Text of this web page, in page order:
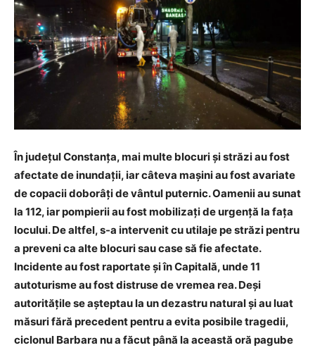
În județul Constanța, mai multe blocuri și străzi au fost
afectate de inundații, iar câteva mașini au fost avariate
de copacii doborâți de vântul puternic. Oamenii au sunat
la 112, iar pompierii au fost mobilizați de urgență la fața
locului. De altfel, s-a intervenit cu utilaje pe străzi pentru
a preveni ca alte blocuri sau case să fie afectate.
Incidente au fost raportate și în Capitală, unde 11
autoturisme au fost distruse de vremea rea. Deși
autoritățile se așteptau la un dezastru natural și au luat
măsuri fără precedent pentru a evita posibile tragedii,
ciclonul Barbara nu a făcut până la această oră pagube